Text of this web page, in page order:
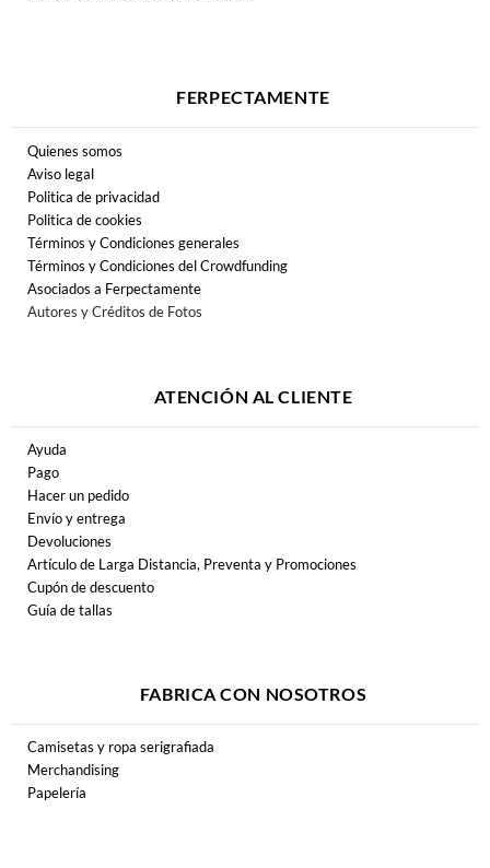
FERPECTAMENTE
Quienes somos
Aviso legal
Politica de privacidad
Politica de cookies
Términos y Condiciones generales
Términos y Condiciones del Crowdfunding
Asociados a Ferpectamente
Autores y Créditos de Fotos
ATENCIÓN AL CLIENTE
Ayuda
Pago
Hacer un pedido
Envío y entrega
Devoluciones
Artículo de Larga Distancia, Preventa y Promociones
Cupón de descuento
Guía de tallas
FABRICA CON NOSOTROS
Camisetas y ropa serigrafiada
Merchandising
Papelería